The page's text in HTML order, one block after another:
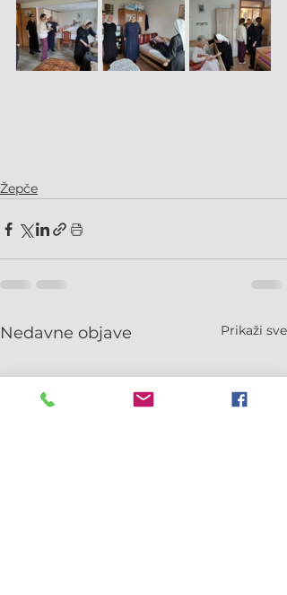
Žepče
Nedavne objave Prikaži sve